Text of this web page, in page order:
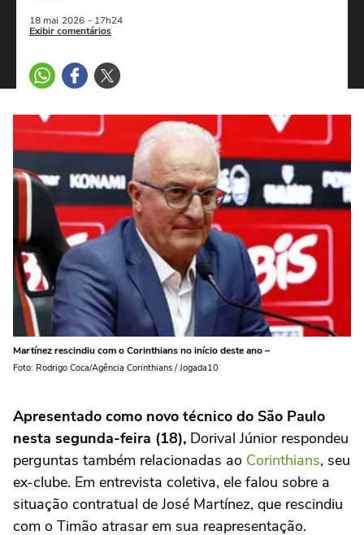
18 mai 2026 - 17h24
Exibir comentários
Martínez rescindiu com o Corinthians no início deste ano –
Foto: Rodrigo Coca/Agência Corinthians / Jogada10
Apresentado como novo técnico do São Paulo
nesta segunda-feira (18), Dorival Júnior respondeu
perguntas também relacionadas ao Corinthians, seu
ex-clube. Em entrevista coletiva, ele falou sobre a
situação contratual de José Martínez, que rescindiu
com o Timão atrasar em sua reapresentação.